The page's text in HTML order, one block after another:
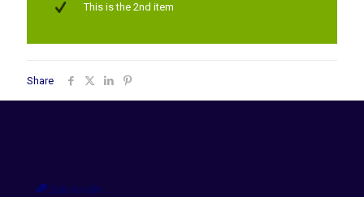
This is the 2nd item
Share
Zalo tư vấn